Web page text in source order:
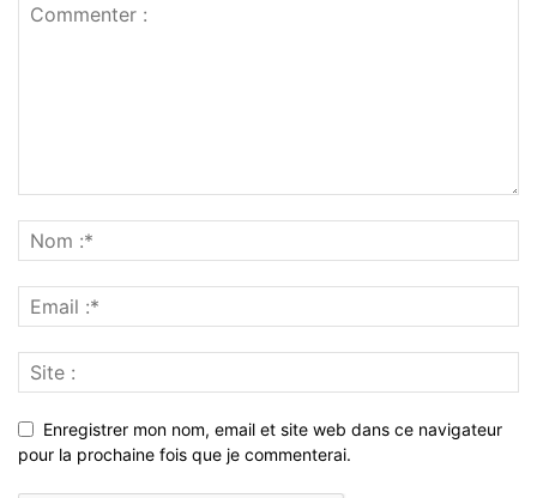
Enregistrer mon nom, email et site web dans ce navigateur
pour la prochaine fois que je commenterai.